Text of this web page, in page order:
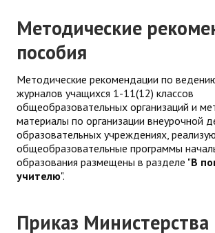
Методические
пособия
Методические рекомендации по
журналов учащихся 1-11(12) классов
общеобразовательных организаций и м
материалы по организации внеурочной
образовательных учреждениях,
общеобразовательные программы
образования размещены в разделе "В
учителю".
Приказ Министерства